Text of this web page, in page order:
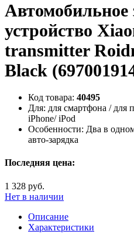
Автомобильное
устройство
transmitter
Black
Код товара: 40495
Для: для смартфона / для
iPhone/ iPod
Особенности: Два в
авто-зарядка
Последняя цена:
1 328 руб.
Нет в наличии
Описание
Характеристики